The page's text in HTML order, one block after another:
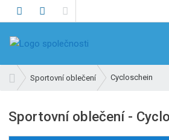
d
a
v
d
Sportovní oblečení Cycloschein
Sportovní oblečení -